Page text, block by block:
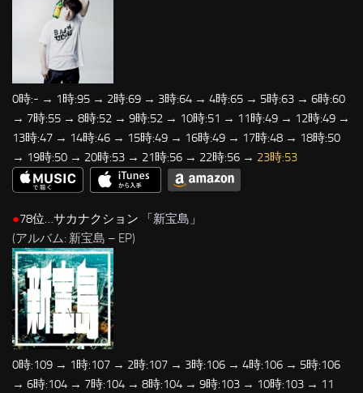
0時:- → 1時:95 → 2時:69 → 3時:64 → 4時:65 → 5時:63 → 6時:60
→ 7時:55 → 8時:52 → 9時:52 → 10時:51 → 11時:49 → 12時:49 →
13時:47 → 14時:46 → 15時:49 → 16時:49 → 17時:48 → 18時:50
→ 19時:50 → 20時:53 → 21時:56 → 22時:56 → 23時:53
●78位…サカナクション 「 新宝島 」
(アルバム: 新宝島 – EP)
0時:109 → 1時:107 → 2時:107 → 3時:106 → 4時:106 → 5時:106
→ 6時:104 → 7時:104 → 8時:104 → 9時:103 → 10時:103 → 11